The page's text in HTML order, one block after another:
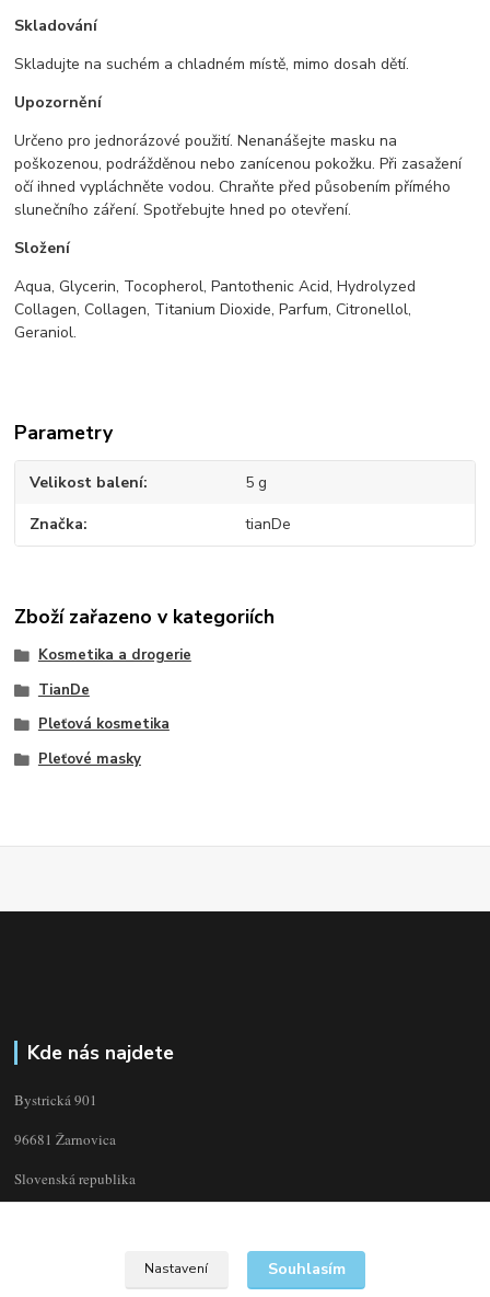
Skladování
Skladujte na suchém a chladném místě, mimo dosah dětí.
Upozornění
Určeno pro jednorázové použití. Nenanášejte masku na
poškozenou, podrážděnou nebo zanícenou pokožku. Při zasažení
očí ihned vypláchněte vodou. Chraňte před působením přímého
slunečního záření. Spotřebujte hned po otevření.
Složení
Aqua, Glycerin, Tocopherol, Pantothenic Acid, Hydrolyzed
Collagen, Collagen, Titanium Dioxide, Parfum, Citronellol,
Geraniol.
Parametry
Velikost balení 5 g
Značka tianDe
Zboží zařazeno v kategoriích
Kosmetika a drogerie
TianDe
Pleťová kosmetika
Pleťové masky
Kde nás najdete
Bystrická 901
96681 Žarnovica
Slovenská republika
Nastavení Souhlasím